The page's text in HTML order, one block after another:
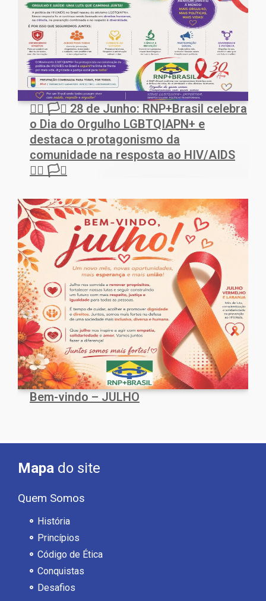
🏳️‍🌈 🏳️‍⚧️ 28 de Junho: RNP+Brasil celebra
o Dia do Orgulho LGBTQIAPN+ e
destaca o protagonismo da
comunidade na resposta ao HIV/AIDS
🏳️‍🌈 🏳️‍⚧️
Bem-vindo – JULHO
Mapa do site
Quem Somos
História
Princípios
Código de Ética
Conquistas
Desafios